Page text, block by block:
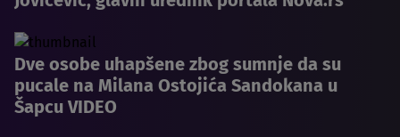
Dve osobe uhapšene zbog sumnje da su
pucale na Milana Ostojića Sandokana u
Šapcu VIDEO